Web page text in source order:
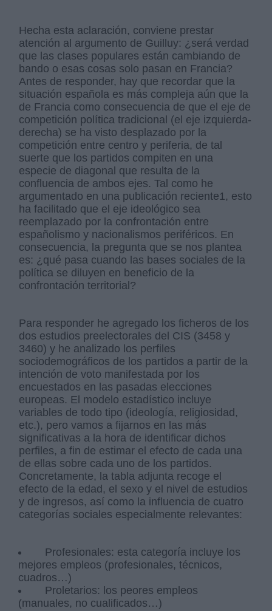
Hecha esta aclaración, conviene prestar
atención al argumento de Guilluy: ¿será verdad
que las clases populares están cambiando de
bando o esas cosas solo pasan en Francia?
Antes de responder, hay que recordar que la
situación española es más compleja aún que la
de Francia como consecuencia de que el eje de
competición política tradicional (el eje izquierda-
derecha) se ha visto desplazado por la
competición entre centro y periferia, de tal
suerte que los partidos compiten en una
especie de diagonal que resulta de la
confluencia de ambos ejes. Tal como he
argumentado en una publicación reciente1, esto
ha facilitado que el eje ideológico sea
reemplazado por la confrontación entre
españolismo y nacionalismos periféricos. En
consecuencia, la pregunta que se nos plantea
es: ¿qué pasa cuando las bases sociales de la
política se diluyen en beneficio de la
confrontación territorial?
Para responder he agregado los ficheros de los
dos estudios preelectorales del CIS (3458 y
3460) y he analizado los perfiles
sociodemográficos de los partidos a partir de la
intención de voto manifestada por los
encuestados en las pasadas elecciones
europeas. El modelo estadístico incluye
variables de todo tipo (ideología, religiosidad,
etc.), pero vamos a fijarnos en las más
significativas a la hora de identificar dichos
perfiles, a fin de estimar el efecto de cada una
de ellas sobre cada uno de los partidos.
Concretamente, la tabla adjunta recoge el
efecto de la edad, el sexo y el nivel de estudios
y de ingresos, así como la influencia de cuatro
categorías sociales especialmente relevantes:
Profesionales: esta categoría incluye los
mejores empleos (profesionales, técnicos,
cuadros…)
Proletarios: los peores empleos
(manuales, no cualificados…)